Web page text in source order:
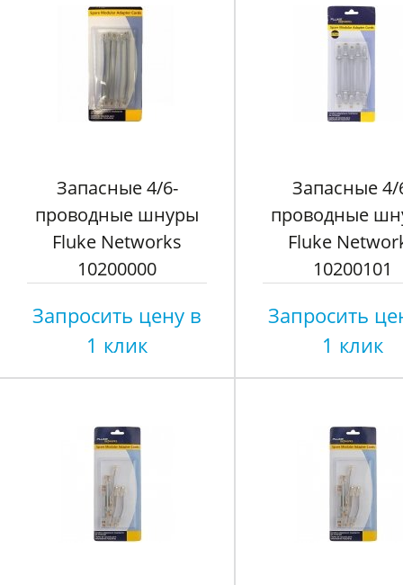
Запасные 4/6-
проводные шнуры
Fluke Networks
10200000
Запросить цену в
1 клик
Запасные 4/
проводные
Fluke
10200101
Запросить
1 клик